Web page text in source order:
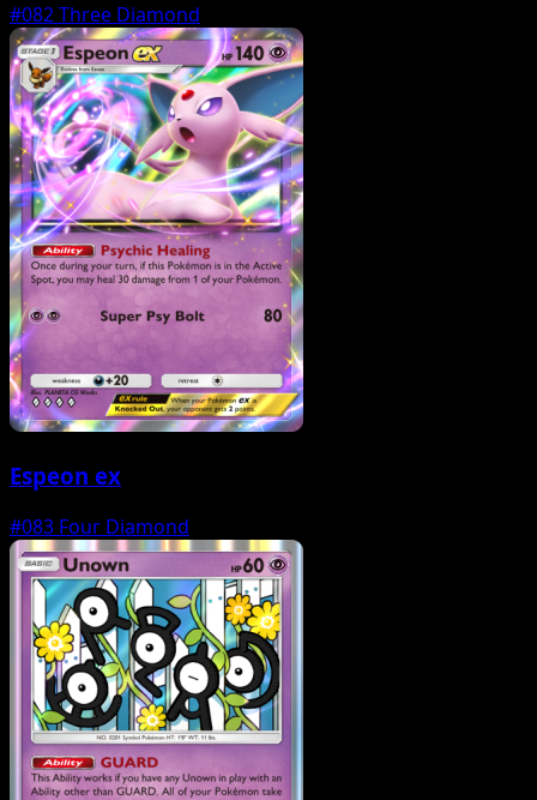
#082Three Diamond
Espeon ex
#083 Four Diamond